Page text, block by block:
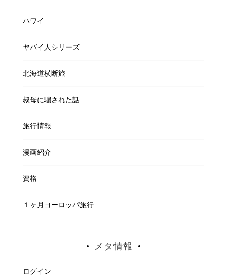
ハワイ
ヤバイ人シリーズ
北海道横断旅
叔母に騙された話
旅行情報
漫画紹介
資格
１ヶ月ヨーロッパ旅行
メタ情報
ログイン